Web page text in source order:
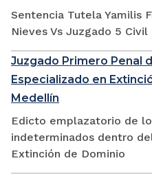
Sentencia Tutela Yamilis
Nieves Vs Juzgado 5
Juzgado Primero Penal
Especializado en
Medellín
Edicto emplazatorio de
indeterminados dentro
Extinción de Dominio